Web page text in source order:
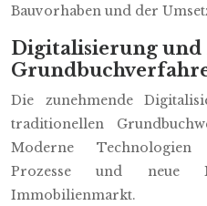
Bauvorhaben und der
Digitalisierung und
Die zunehmende
traditionellen
Moderne Technologien
Prozesse und neue
Immobilienmarkt.